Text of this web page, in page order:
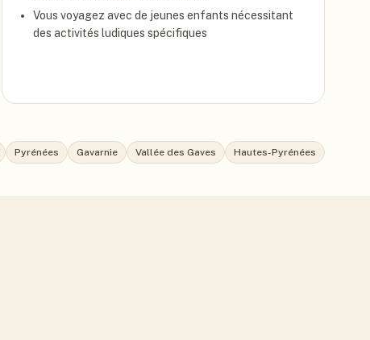
Vous voyagez avec de jeunes enfants nécessitant
des activités ludiques spécifiques
Pyrénées Gavarnie Vallée des Gaves Hautes-Pyrénées